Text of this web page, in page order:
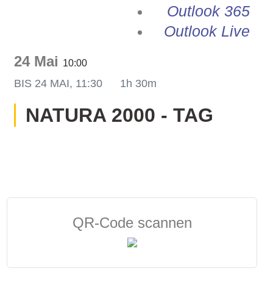
Outlook 365
Outlook Live
24 Mai 10:00
BIS 24 MAI, 11:30 1h 30m
NATURA 2000 - TAG
QR-Code scannen